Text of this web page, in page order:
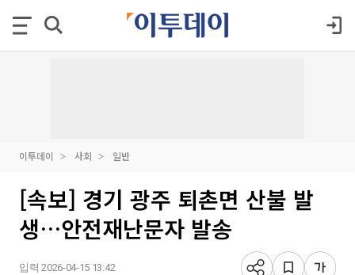
이투데이 사회 일반
[속보] 경기 광주 퇴촌면 산불 발
생…안전재난문자 발송
입력 2026-04-15 13:42